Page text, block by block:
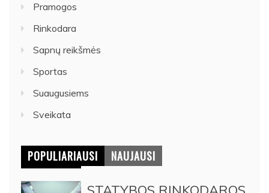
Pramogos
Rinkodara
Sapnų reikšmės
Sportas
Suaugusiems
Sveikata
POPULIARIAUSI NAUJAUSI